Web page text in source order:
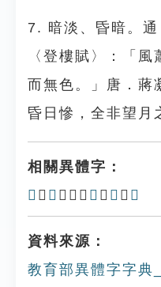
7. 暗淡、昏暗。
〈登樓賦〉：「
而無色。」唐．蔣
昏日慘，全非望月
相關異體字：
𢡖 、 憯 、惨、 𢠊 、 懆 、 㿊
資料來源：
教育部異體字字典